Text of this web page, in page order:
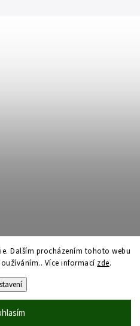
Dalším procházením tohoto webu
Více informací zde.
. Všechna práva vyhrazena.